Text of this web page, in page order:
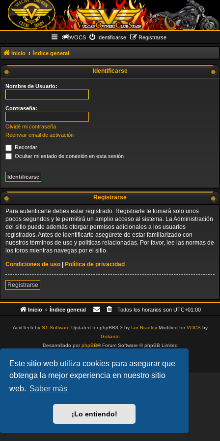
Este sitio web utiliza cookies para asegurar que
obtenga la mejor experiencia en nuestro sitio
web. Saber más
¡Lo entiendo!
VOCS Identificarse Registrarse
Inicio Índice general
Identificarse
Nombre de Usuario:
Contraseña:
Olvidé mi contraseña
Reenviar email de activación
Recordar
Ocultar mi estado de conexión en esta sesión
Registrarse
Para autenticarte debes estar registrado. Registrarte te tomará solo unos
pocos segundos y te permitirá un amplio acceso al sistema. La Administración
del sitio puede además otorgar permisos adicionales a los usuarios
registrados. Antes de identificarte asegúrete de estar familiarizado con
nuestros términos de uso y políticas relacionadas. Por favor, lee las normas de
los foros mientras navegas por el sitio.
Condiciones de uso
Política de privacidad
Registrarse
Inicio Índice general Todos los horarios son UTC+01:00
AcidTech by ST Software Updated for phpBB3.3 by Ian BradleyModified forVOCSby
Goliardo
Desarrollado porphpBB® Forum Software © phpBB Limited
Privacidad| Condiciones